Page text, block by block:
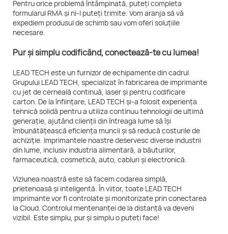
Pentru orice problemă întâmpinată, puteți completa
formularul RMA și ni-l puteți trimite. Vom aranja să vă
expediem produsul de schimb sau vom oferi soluțiile
necesare.
Pur și simplu codificând, conectează-te cu lumea!
LEAD TECH este un furnizor de echipamente din cadrul
Grupului LEAD TECH, specializat în fabricarea de imprimante
cu jet de cerneală continuă, laser și pentru codificare
carton. De la înființare, LEAD TECH și-a folosit experiența
tehnică solidă pentru a utiliza continuu tehnologii de ultimă
generație, ajutând clienții din întreaga lume să își
îmbunătățească eficiența muncii și să reducă costurile de
achiziție. Imprimantele noastre deservesc diverse industrii
din lume, inclusiv industria alimentară, a băuturilor,
farmaceutică, cosmetică, auto, cabluri și electronică.
Viziunea noastră este să facem codarea simplă,
prietenoasă și inteligentă. În viitor, toate LEAD TECH
imprimante vor fi controlate și monitorizate prin conectarea
la Cloud. Controlul mentenanței de la distanță va deveni
vizibil. Este simplu, pur și simplu o puteți face!